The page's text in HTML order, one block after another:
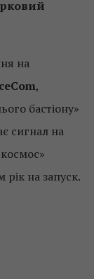
на
,
бастіону»
сигнал на
рік на запуск.